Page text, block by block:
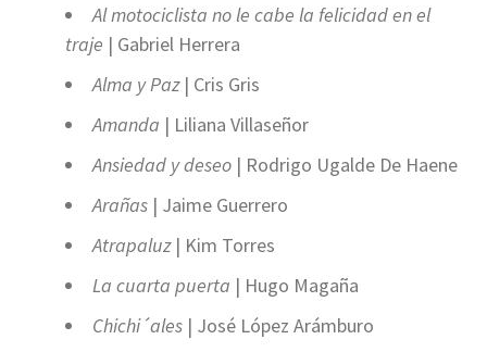
Al motociclista no le cabe la felicidad en el
traje | Gabriel Herrera
Alma y Paz| Cris Gris
Amanda | Liliana Villaseñor
Ansiedad y deseo | Rodrigo Ugalde De Haene
Arañas | Jaime Guerrero
Atrapaluz| Kim Torres
La cuarta puerta | Hugo Magaña
Chichi´ales | José López Arámburo